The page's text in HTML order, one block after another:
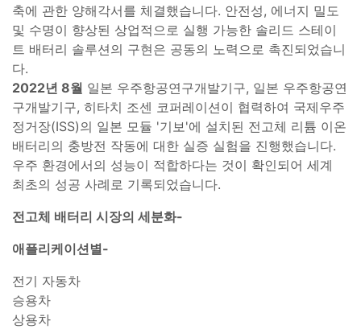
축에 관한 양해각서를 체결했습니다. 안전성, 에너지 밀도
및 수명이 향상된 상업적으로 실행 가능한 솔리드 스테이
트 배터리 솔루션의 구현은 공동의 노력으로 촉진되었습니
다.
2022년 8월 일본 우주항공연구개발기구, 일본 우주항공연
구개발기구, 히타치 조센 코퍼레이션이 협력하여 국제우주
정거장(ISS)의 일본 모듈 '기보'에 설치된 전고체 리튬 이온
배터리의 충방전 작동에 대한 실증 실험을 진행했습니다.
우주 환경에서의 성능이 적합하다는 것이 확인되어 세계
최초의 성공 사례로 기록되었습니다.
전고체 배터리 시장의 세분화-
애플리케이션별-
전기 자동차
승용차
상용차